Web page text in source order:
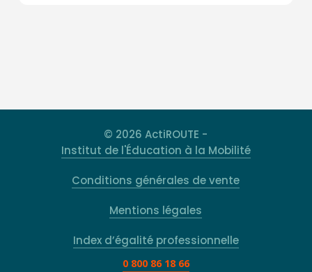
© 2026 ActiROUTE -
Institut de l'Éducation à la Mobilité
Conditions générales de vente
Mentions légales
Index d’égalité professionnelle
0 800 86 18 66